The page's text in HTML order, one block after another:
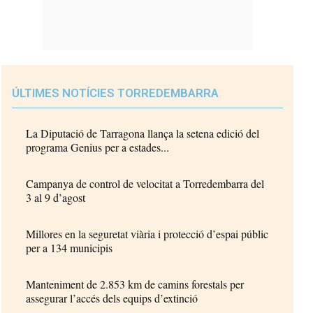
ÚLTIMES NOTÍCIES TORREDEMBARRA
La Diputació de Tarragona llança la setena edició del
programa Genius per a estades...
Campanya de control de velocitat a Torredembarra del
3 al 9 d’agost
Millores en la seguretat viària i protecció d’espai públic
per a 134 municipis
Manteniment de 2.853 km de camins forestals per
assegurar l’accés dels equips d’extinció